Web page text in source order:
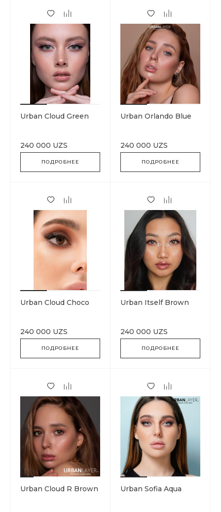
Urban Cloud Green
240 000 UZS
ПОДРОБНЕЕ
Urban Orlando Blue
240 000 UZS
ПОДРОБНЕЕ
Urban Cloud Choco
240 000 UZS
ПОДРОБНЕЕ
Urban Itself Brown
240 000 UZS
ПОДРОБНЕЕ
Urban Cloud R Brown Urban Sofia Aqua